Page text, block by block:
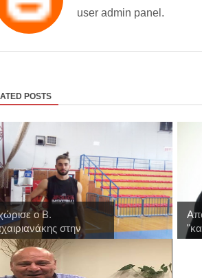
user admin panel.
POSTS
ο Β.
στην